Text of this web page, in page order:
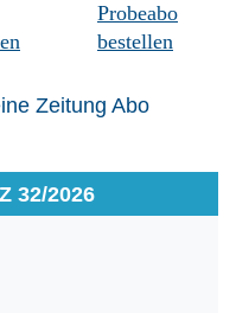
Probeabo
bestellen
32/2026